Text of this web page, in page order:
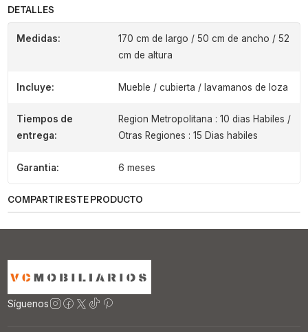
DETALLES
Medidas:
170 cm de largo / 50 cm de ancho / 52
cm de altura
Incluye: Mueble / cubierta / lavamanos de loza
Tiempos de
entrega:
Region Metropolitana : 10 dias Habiles /
Otras Regiones : 15 Dias habiles
Garantia: 6 meses
COMPARTIR ESTE PRODUCTO
Síguenos